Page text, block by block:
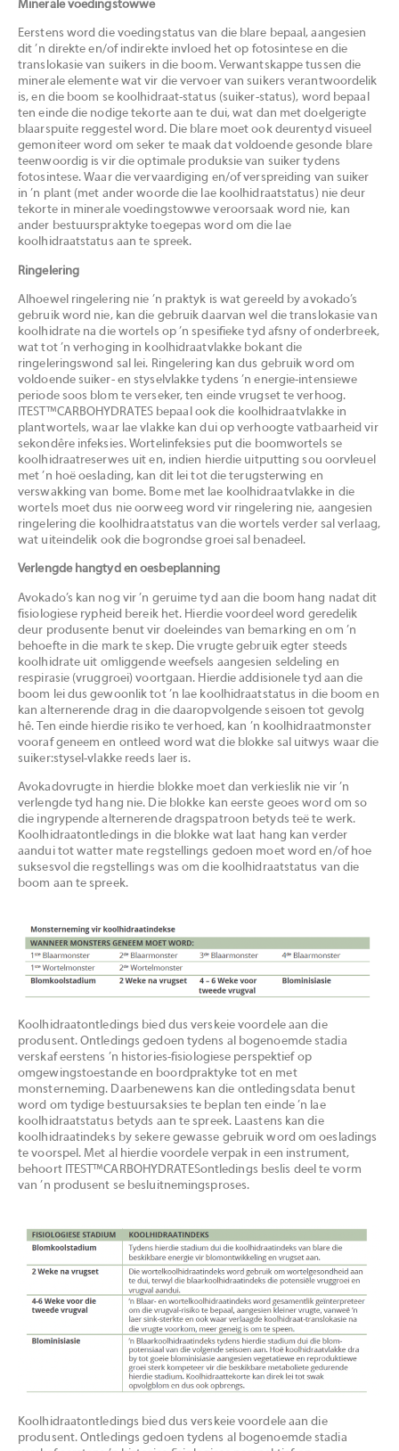
Minerale voedingstowwe
Eerstens word die voedingstatus van die blare bepaal, aangesien
dit ’n direkte en/of indirekte invloed het op fotosintese en die
translokasie van suikers in die boom. Verwantskappe tussen die
minerale elemente wat vir die vervoer van suikers verantwoordelik
is, en die boom se koolhidraat-status (suiker-status), word bepaal
ten einde die nodige tekorte aan te dui, wat dan met doelgerigte
blaarspuite reggestel word. Die blare moet ook deurentyd visueel
gemoniteer word om seker te maak dat voldoende gesonde blare
teenwoordig is vir die optimale produksie van suiker tydens
fotosintese. Waar die vervaardiging en/of verspreiding van suiker
in ’n plant (met ander woorde die lae koolhidraatstatus) nie deur
tekorte in minerale voedingstowwe veroorsaak word nie, kan
ander bestuurspraktyke toegepas word om die lae
koolhidraatstatus aan te spreek.
Ringelering
Alhoewel ringelering nie ’n praktyk is wat gereeld by avokado’s
gebruik word nie, kan die gebruik daarvan wel die translokasie van
koolhidrate na die wortels op ’n spesifieke tyd afsny of onderbreek,
wat tot ’n verhoging in koolhidraatvlakke bokant die
ringeleringswond sal lei. Ringelering kan dus gebruik word om
voldoende suiker- en styselvlakke tydens ’n energie-intensiewe
periode soos blom te verseker, ten einde vrugset te verhoog.
ITEST™CARBOHYDRATES bepaal ook die koolhidraatvlakke in
plantwortels, waar lae vlakke kan dui op verhoogte vatbaarheid vir
sekondêre infeksies. Wortelinfeksies put die boomwortels se
koolhidraatreserwes uit en, indien hierdie uitputting sou oorvleuel
met ’n hoë oeslading, kan dit lei tot die terugsterwing en
verswakking van bome. Bome met lae koolhidraatvlakke in die
wortels moet dus nie oorweeg word vir ringelering nie, aangesien
ringelering die koolhidraatstatus van die wortels verder sal verlaag,
wat uiteindelik ook die bogrondse groei sal benadeel.
Verlengde hangtyd en oesbeplanning
Avokado’s kan nog vir ’n geruime tyd aan die boom hang nadat dit
fisiologiese rypheid bereik het. Hierdie voordeel word geredelik
deur produsente benut vir doeleindes van bemarking en om ’n
behoefte in die mark te skep. Die vrugte gebruik egter steeds
koolhidrate uit omliggende weefsels aangesien seldeling en
respirasie (vruggroei) voortgaan. Hierdie addisionele tyd aan die
boom lei dus gewoonlik tot ’n lae koolhidraatstatus in die boom en
kan alternerende drag in die daaropvolgende seisoen tot gevolg
hê. Ten einde hierdie risiko te verhoed, kan ’n koolhidraatmonster
vooraf geneem en ontleed word wat die blokke sal uitwys waar die
suiker:stysel-vlakke reeds laer is.
Avokadovrugte in hierdie blokke moet dan verkieslik nie vir ’n
verlengde tyd hang nie. Die blokke kan eerste geoes word om so
die ingrypende alternerende dragspatroon betyds teë te werk.
Koolhidraatontledings in die blokke wat laat hang kan verder
aandui tot watter mate regstellings gedoen moet word en/of hoe
suksesvol die regstellings was om die koolhidraatstatus van die
boom aan te spreek.
Koolhidraatontledings bied dus verskeie voordele aan die
produsent. Ontledings gedoen tydens al bogenoemde stadia
verskaf eerstens ’n histories-fisiologiese perspektief op
omgewingstoestande en boordpraktyke tot en met
monsterneming. Daarbenewens kan die ontledingsdata benut
word om tydige bestuursaksies te beplan ten einde ’n lae
koolhidraatstatus betyds aan te spreek. Laastens kan die
koolhidraatindeks by sekere gewasse gebruik word om oesladings
te voorspel. Met al hierdie voordele verpak in een instrument,
behoort ITEST™CARBOHYDRATESontledings beslis deel te vorm
van ’n produsent se besluitnemingsproses.
Koolhidraatontledings bied dus verskeie voordele aan die
produsent. Ontledings gedoen tydens al bogenoemde stadia